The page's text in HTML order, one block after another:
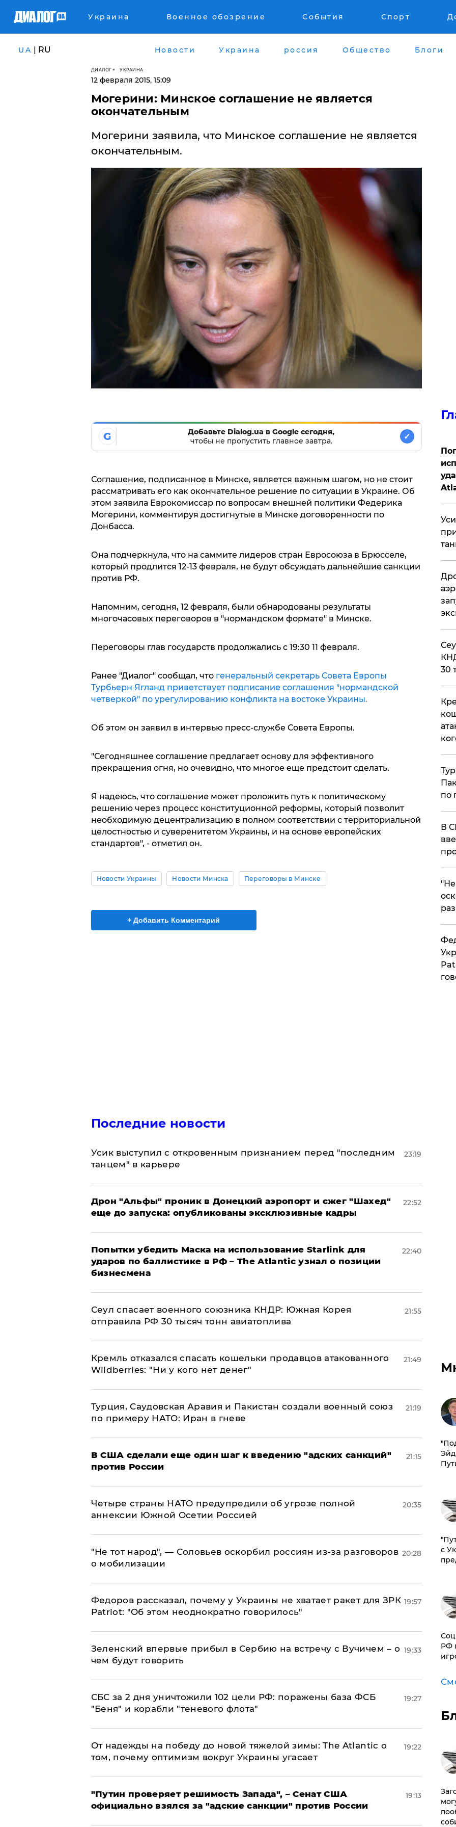
Украина Военное обозрение События Спорт
UA | RU Новости Украина россия Общество Блоги
ДИАЛОГ УКРАИНА
12 февраля 2015, 15:09
Могерини: Минское соглашение не является
окончательным
Могерини заявила, что Минское соглашение не является
окончательным.
G
Добавьте Dialog.ua в Google сегодня,
чтобы не пропустить главное завтра.
✓
Соглашение, подписанное в Минске, является важным шагом, но не стоит
рассматривать его как окончательное решение по ситуации в Украине. Об
этом заявила Еврокомиссар по вопросам внешней политики Федерика
Могерини, комментируя достигнутые в Минске договоренности по
Донбасса.
Она подчеркнула, что на саммите лидеров стран Евросоюза в Брюсселе,
который продлится 12-13 февраля, не будут обсуждать дальнейшие санкции
против РФ.
Напомним, сегодня, 12 февраля, были обнародованы результаты
многочасовых переговоров в "нормандском формате" в Минске.
Переговоры глав государств продолжались с 19:30 11 февраля.
Ранее "Диалог" сообщал, чтогенеральный секретарь Совета Европы
Турбьерн Ягланд приветствует подписание соглашения "нормандской
четверкой" по урегулированию конфликта на востоке Украины.
Об этом он заявил в интервью пресс-службе Совета Европы.
"Сегодняшнее соглашение предлагает основу для эффективного
прекращения огня, но очевидно, что многое еще предстоит сделать.
Я надеюсь, что соглашение может проложить путь к политическому
решению через процесс конституционной реформы, который позволит
необходимую децентрализацию в полном соответствии с территориальной
целостностью и суверенитетом Украины, и на основе европейских
стандартов", - отметил он.
Новости Украины Новости Минска Переговоры в Минске
+ Добавить Комментарий
Последние новости
Усик выступил с откровенным признанием перед "последним
танцем" в карьере
23:19
Дрон "Альфы" проник в Донецкий аэропорт и сжег "Шахед"
еще до запуска: опубликованы эксклюзивные кадры
22:52
Попытки убедить Маска на использование Starlink для
ударов по баллистике в РФ – The Atlantic узнал о позиции
бизнесмена
22:40
​Сеул спасает военного союзника КНДР: Южная Корея
отправила РФ 30 тысяч тонн авиатоплива
21:55
Кремль отказался спасать кошельки продавцов атакованного
Wildberries: "Ни у кого нет денег"
21:49
Турция, Саудовская Аравия и Пакистан создали военный союз
по примеру НАТО: Иран в гневе
21:19
В США сделали еще один шаг к введению "адских санкций"
против России
21:15
Четыре страны НАТО предупредили об угрозе полной
аннексии Южной Осетии Россией
20:35
​"Не тот народ", — Соловьев оскорбил россиян из-за разговоров
о мобилизации
20:28
Федоров рассказал, почему у Украины не хватает ракет для ЗРК
Patriot: "Об этом неоднократно говорилось"
19:57
Зеленский впервые прибыл в Сербию на встречу с Вучичем – о
чем будут говорить
19:33
СБС за 2 дня уничтожили 102 цели РФ: поражены база ФСБ
"Беня" и корабли "теневого флота"
19:27
От надежды на победу до новой тяжелой зимы: The Atlantic о
том, почему оптимизм вокруг Украины угасает
19:22
"Путин проверяет решимость Запада", – Сенат США
официально взялся за "адские санкции" против России
19:13
30
по
В
с
РФ